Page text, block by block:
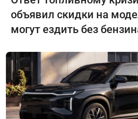
объявил скидки на
могут ездить без